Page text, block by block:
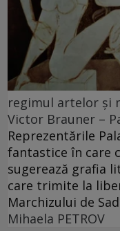
regimul artelor şi
Victor Brauner –
Reprezentările
fantastice în care
sugerează grafia
care trimite la
Marchizului de
Mihaela PETROV